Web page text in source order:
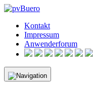
Skip
contentKontakt
Impressum
Anwenderforum